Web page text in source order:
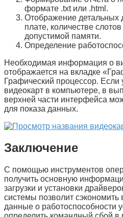
формате .txt или .html.
Отображение детальных
плате, количестве
допустимой памяти.
Определение
Необходимая информация о
отображается на вкладке «
Графический процессор. Если
видеокарт в компьютере, в
верхней части интерфейса
для показа данных.
Заключение
С помощью инструментов
получить основную
загрузки и установки
системы позволит сэкономить
данные о работоспособности